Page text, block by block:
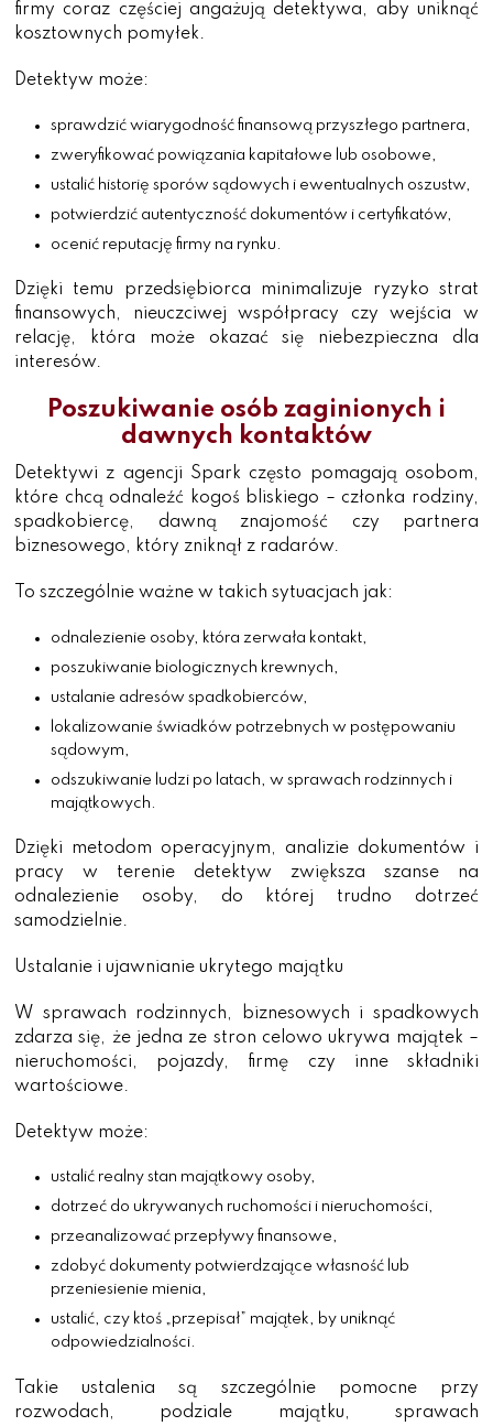
firmy coraz częściej angażują detektywa, aby uniknąć
kosztownych pomyłek.
Detektyw może:
sprawdzić wiarygodność finansową przyszłego partnera,
zweryfikować powiązania kapitałowe lub osobowe,
ustalić historię sporów sądowych i ewentualnych oszustw,
potwierdzić autentyczność dokumentów i certyfikatów,
ocenić reputację firmy na rynku.
Dzięki temu przedsiębiorca minimalizuje ryzyko strat
finansowych, nieuczciwej współpracy czy wejścia w
relację, która może okazać się niebezpieczna dla
interesów.
Poszukiwanie osób zaginionych i
dawnych kontaktów
Detektywi z agencji Spark często pomagają osobom,
które chcą odnaleźć kogoś bliskiego – członka rodziny,
spadkobiercę, dawną znajomość czy partnera
biznesowego, który zniknął z radarów.
To szczególnie ważne w takich sytuacjach jak:
odnalezienie osoby, która zerwała kontakt,
poszukiwanie biologicznych krewnych,
ustalanie adresów spadkobierców,
lokalizowanie świadków potrzebnych w postępowaniu
sądowym,
odszukiwanie ludzi po latach, w sprawach rodzinnych i
majątkowych.
Dzięki metodom operacyjnym, analizie dokumentów i
pracy w terenie detektyw zwiększa szanse na
odnalezienie osoby, do której trudno dotrzeć
samodzielnie.
Ustalanie i ujawnianie ukrytego majątku
W sprawach rodzinnych, biznesowych i spadkowych
zdarza się, że jedna ze stron celowo ukrywa majątek –
nieruchomości, pojazdy, firmę czy inne składniki
wartościowe.
Detektyw może:
ustalić realny stan majątkowy osoby,
dotrzeć do ukrywanych ruchomości i nieruchomości,
przeanalizować przepływy finansowe,
zdobyć dokumenty potwierdzające własność lub
przeniesienie mienia,
ustalić, czy ktoś „przepisał” majątek, by uniknąć
odpowiedzialności.
Takie ustalenia są szczególnie pomocne przy
rozwodach, podziale majątku, sprawach